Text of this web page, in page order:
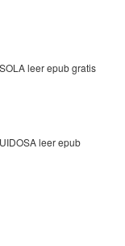
leer epub gratis
leer epub